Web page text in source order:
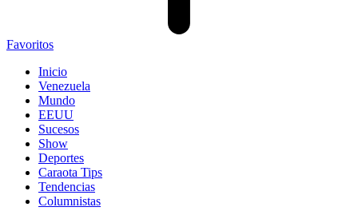
Favoritos
Inicio
Venezuela
Mundo
EEUU
Sucesos
Show
Deportes
Caraota Tips
Tendencias
Columnistas